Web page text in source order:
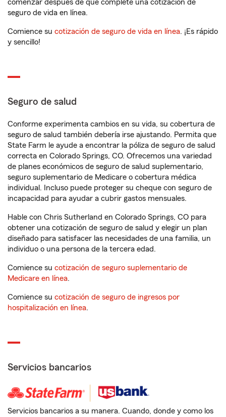
comenzar después de que complete una cotización de
seguro de vida en línea.
Comience su cotización de seguro de vida en línea. ¡Es rápido
y sencillo!
Seguro de salud
Conforme experimenta cambios en su vida, su cobertura de
seguro de salud también debería irse ajustando. Permita que
State Farm le ayude a encontrar la póliza de seguro de salud
correcta en Colorado Springs, CO. Ofrecemos una variedad
de planes económicos de seguro de salud suplementario,
seguro suplementario de Medicare o cobertura médica
individual. Incluso puede proteger su cheque con seguro de
incapacidad para ayudar a cubrir gastos mensuales.
Hable con Chris Sutherland en Colorado Springs, CO para
obtener una cotización de seguro de salud y elegir un plan
diseñado para satisfacer las necesidades de una familia, un
individuo o una persona de la tercera edad.
Comience su cotización de seguro suplementario de
Medicare en línea.
Comience su cotización de seguro de ingresos por
hospitalización en línea.
Servicios bancarios
Servicios bancarios a su manera. Cuando, donde y como los